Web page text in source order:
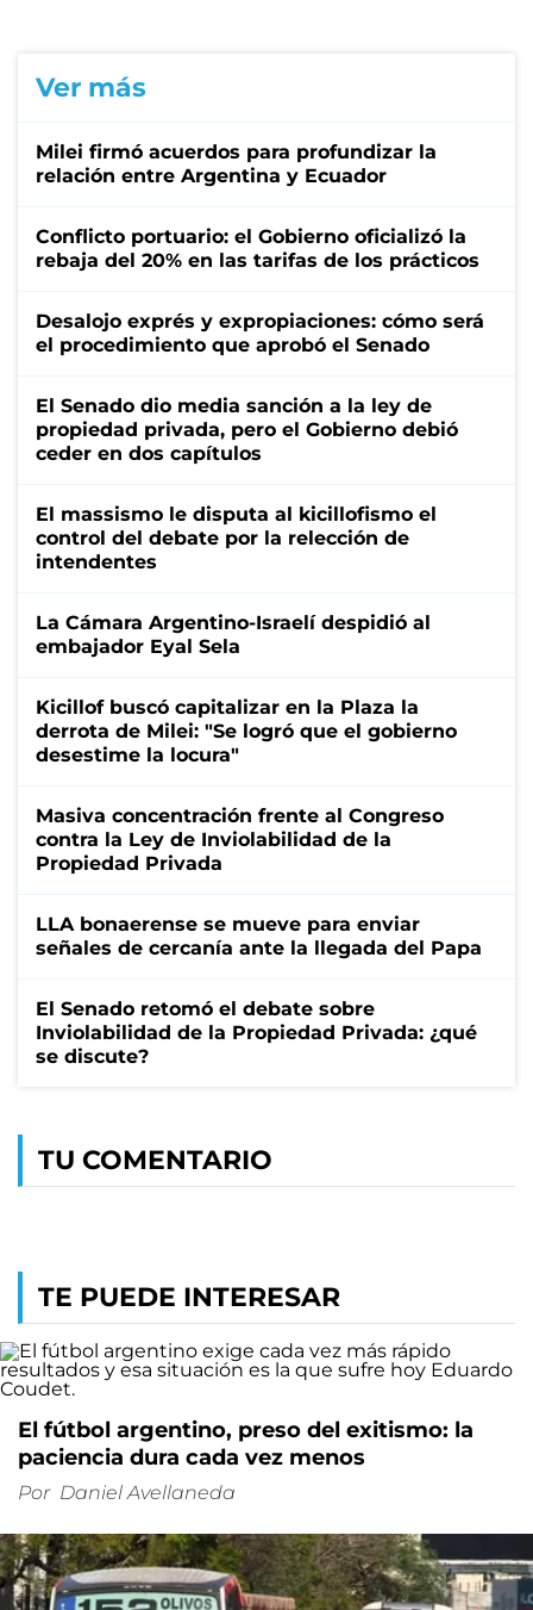
Ver más
Milei firmó acuerdos para profundizar la
relación entre Argentina y Ecuador
Conflicto portuario: el Gobierno oficializó la
rebaja del 20% en las tarifas de los prácticos
Desalojo exprés y expropiaciones: cómo será
el procedimiento que aprobó el Senado
El Senado dio media sanción a la ley de
propiedad privada, pero el Gobierno debió
ceder en dos capítulos
El massismo le disputa al kicillofismo el
control del debate por la relección de
intendentes
La Cámara Argentino-Israelí despidió al
embajador Eyal Sela
Kicillof buscó capitalizar en la Plaza la
derrota de Milei: "Se logró que el gobierno
desestime la locura"
Masiva concentración frente al Congreso
contra la Ley de Inviolabilidad de la
Propiedad Privada
LLA bonaerense se mueve para enviar
señales de cercanía ante la llegada del Papa
El Senado retomó el debate sobre
Inviolabilidad de la Propiedad Privada: ¿qué
se discute?
TU COMENTARIO
TE PUEDE INTERESAR
El fútbol argentino, preso del exitismo: la
paciencia dura cada vez menos
Por Daniel Avellaneda